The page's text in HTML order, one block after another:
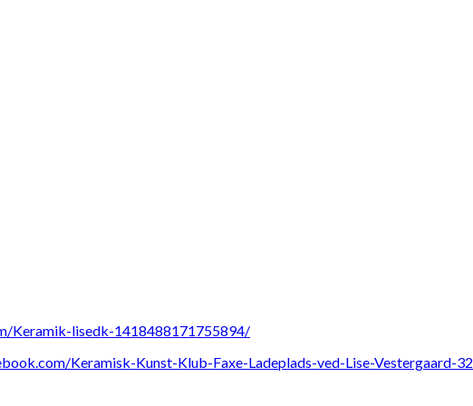
Keramik-lisedk-1418488171755894/
Keramisk-Kunst-Klub-Faxe-Ladeplads-ved-Lise-Vestergaard-